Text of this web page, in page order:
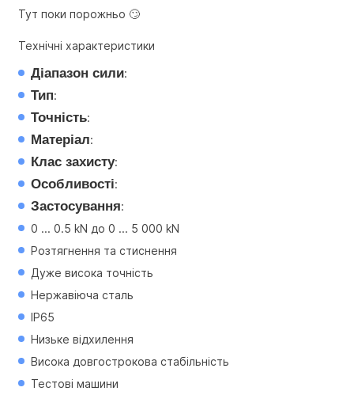
Тут поки порожньо 🙄
Технічні характеристики
Діапазон сили:
Тип:
Точність:
Матеріал:
Клас захисту:
Особливості:
Застосування:
0 ... 0.5 kN до 0 ... 5 000 kN
Розтягнення та стиснення
Дуже висока точність
Нержавіюча сталь
IP65
Низьке відхилення
Висока довгострокова стабільність
Тестові машини